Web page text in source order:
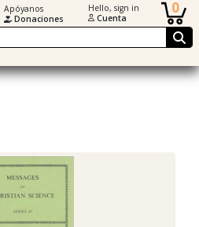
Apóyanos
Donaciones
Hello, sign in
Cuenta
0